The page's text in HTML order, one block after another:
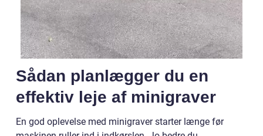
Sådan planlægger du en
effektiv leje af minigraver
En god oplevelse med minigraver starter længe før